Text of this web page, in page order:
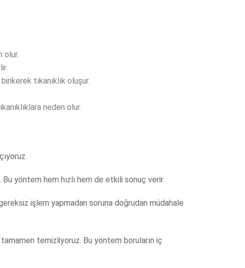
olur.
tıkanıklık oluşur.
neden olur.
yöntem hem hızlı hem de etkili sonuç verir.
işlem yapmadan soruna doğrudan müdahale
temizliyoruz. Bu yöntem boruların iç